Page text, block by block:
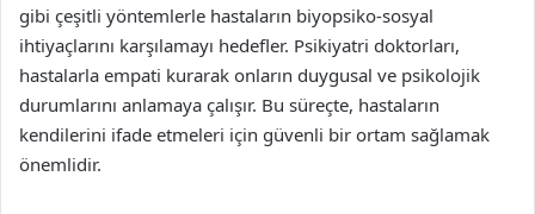
gibi çeşitli yöntemlerle hastaların biyopsiko-sosyal
ihtiyaçlarını karşılamayı hedefler. Psikiyatri doktorları,
hastalarla empati kurarak onların duygusal ve psikolojik
durumlarını anlamaya çalışır. Bu süreçte, hastaların
kendilerini ifade etmeleri için güvenli bir ortam sağlamak
önemlidir.